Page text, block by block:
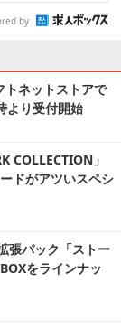
by
トネットストアで
より受付開始
COLLECTION」
ドがアツいスペシ
張パック「ストー
をラインナッ